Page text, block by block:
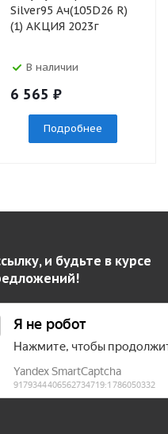
Silver95 Ач(105D26 R)
(1) АКЦИЯ 2023г
В наличии
6 565 ₽
Подробнее
и будьте в курсе